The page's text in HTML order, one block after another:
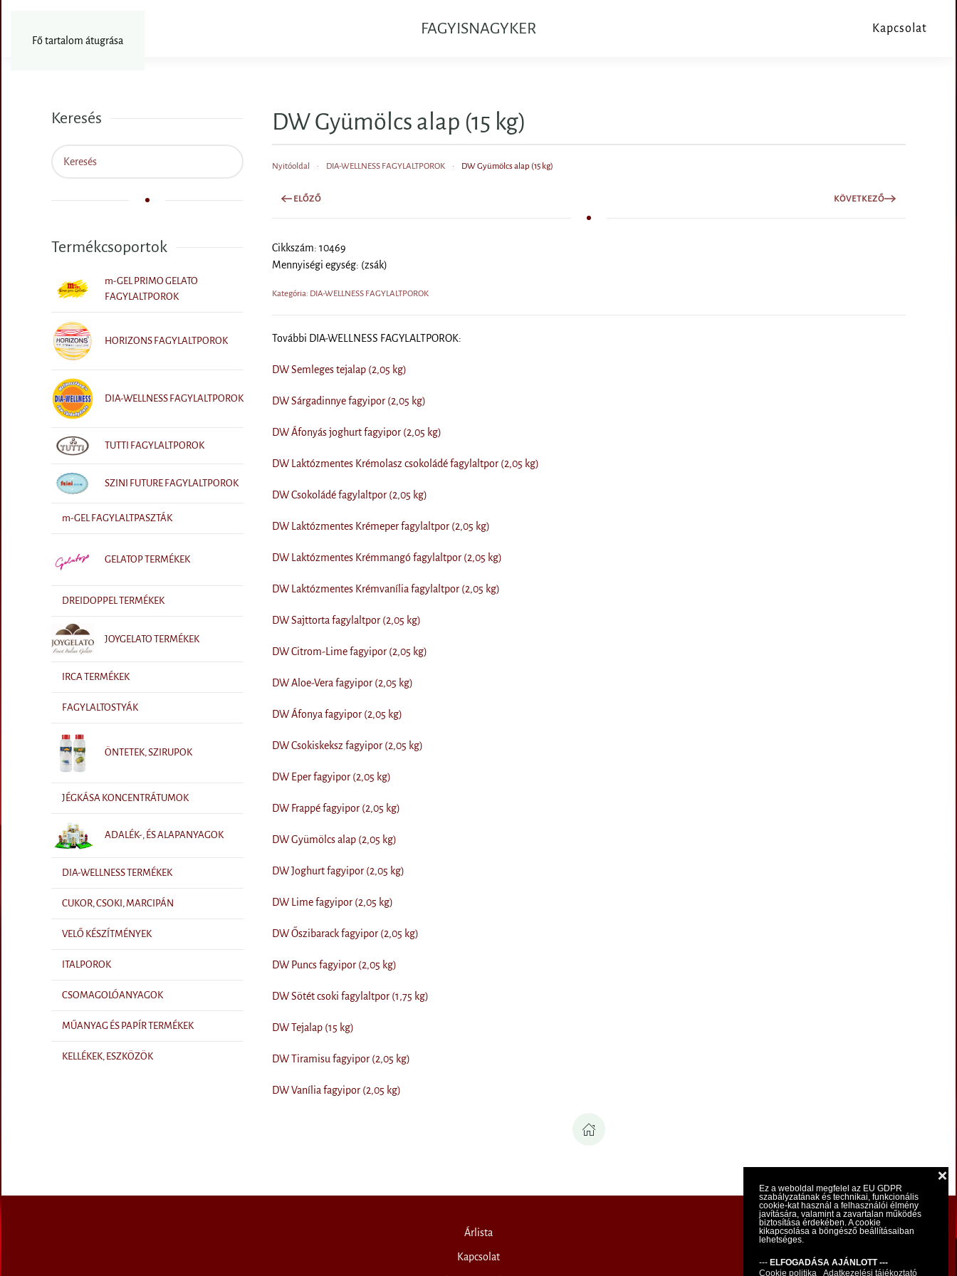
Ez a weboldal megfelel az EU GDPR
szabályzatának és technikai, funkcionális
cookie-kat használ a felhasználói élmény
javítására, valamint a zavartalan működés
biztosítása érdekében. A cookie
kikapcsolása a böngésző beállításaiban
lehetséges.
--- ELFOGADÁSA AJÁNLOTT ---
Cookie politika
Adatkezelési tájékoztató
❌
Fő tartalom átugrása
FAGYISNAGYKER Kapcsolat
DW Gyümölcs alap (15 kg)
Nyitóoldal DIA-WELLNESS FAGYLALTPOROK DW Gyümölcs alap (15 kg)
ELŐZŐ KÖVETKEZŐ
Cikkszám: 10469
Mennyiségi egység: (zsák)
Kategória: DIA-WELLNESS FAGYLALTPOROK
További DIA-WELLNESS FAGYLALTPOROK:
DW Semleges tejalap (2,05 kg)
DW Sárgadinnye fagyipor (2,05 kg)
DW Áfonyás joghurt fagyipor (2,05 kg)
DW Laktózmentes Krémolasz csokoládé fagylaltpor (2,05 kg)
DW Csokoládé fagylaltpor (2,05 kg)
DW Laktózmentes Krémeper fagylaltpor (2,05 kg)
DW Laktózmentes Krémmangó fagylaltpor (2,05 kg)
DW Laktózmentes Krémvanília fagylaltpor (2,05 kg)
DW Sajttorta fagylaltpor (2,05 kg)
DW Citrom-Lime fagyipor (2,05 kg)
DW Aloe-Vera fagyipor (2,05 kg)
DW Áfonya fagyipor (2,05 kg)
DW Csokiskeksz fagyipor (2,05 kg)
DW Eper fagyipor (2,05 kg)
DW Frappé fagyipor (2,05 kg)
DW Gyümölcs alap (2,05 kg)
DW Joghurt fagyipor (2,05 kg)
DW Lime fagyipor (2,05 kg)
DW Őszibarack fagyipor (2,05 kg)
DW Puncs fagyipor (2,05 kg)
DW Sötét csoki fagylaltpor (1,75 kg)
DW Tejalap (15 kg)
DW Tiramisu fagyipor (2,05 kg)
DW Vanília fagyipor (2,05 kg)
Keresés
Termékcsoportok
m-GEL PRIMO GELATO
FAGYLALTPOROK
HORIZONS FAGYLALTPOROK
DIA-WELLNESS FAGYLALTPOROK
TUTTI FAGYLALTPOROK
SZINI FUTURE FAGYLALTPOROK
m-GEL FAGYLALTPASZTÁK
GELATOP TERMÉKEK
DREIDOPPEL TERMÉKEK
JOYGELATO TERMÉKEK
IRCA TERMÉKEK
FAGYLALTOSTYÁK
ÖNTETEK, SZIRUPOK
JÉGKÁSA KONCENTRÁTUMOK
ADALÉK-, ÉS ALAPANYAGOK
DIA-WELLNESS TERMÉKEK
CUKOR, CSOKI, MARCIPÁN
VELŐ KÉSZÍTMÉNYEK
ITALPOROK
CSOMAGOLÓANYAGOK
MŰANYAG ÉS PAPÍR TERMÉKEK
KELLÉKEK, ESZKÖZÖK
Árlista
Kapcsolat